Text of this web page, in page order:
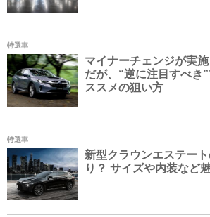
特選車
マイナーチェンジが実
だが、“逆に注目すべき
ススメの狙い方
特選車
新型クラウンエステー
り？ サイズや内装など